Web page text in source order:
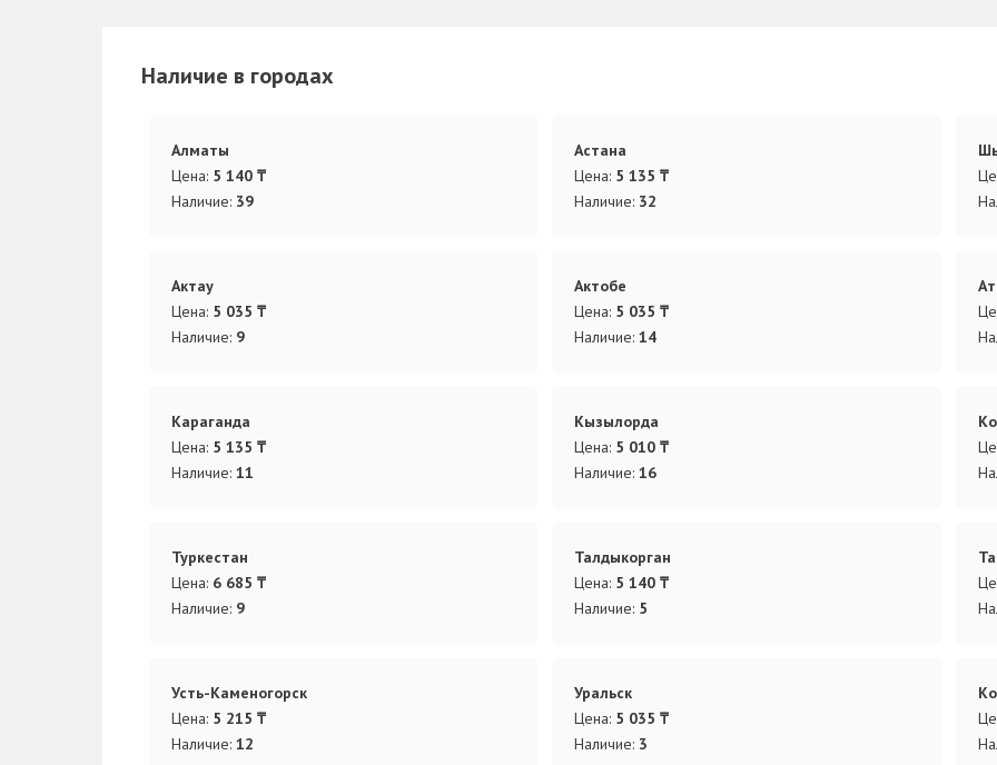
Наличие в городах
Алматы
Цена: 5 140 ₸
Наличие: 39
Астана
Цена: 5 135 ₸
Наличие: 32
Актау
Цена: 5 035 ₸
Наличие: 9
Актобе
Цена: 5 035 ₸
Наличие:14
Караганда
Цена: 5 135 ₸
Наличие: 11
Кызылорда
Цена: 5 010 ₸
Наличие:16
Туркестан
Цена: 6 685 ₸
Наличие: 9
Талдыкорган
Цена: 5 140 ₸
Наличие: 5
Усть-Каменогорск
Цена: 5 215 ₸
Наличие: 12
Уральск
Цена: 5 035 ₸
Наличие: 3